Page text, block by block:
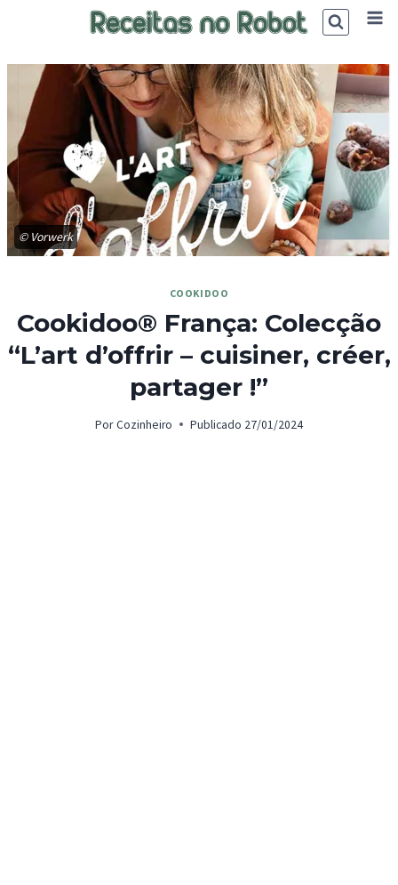
© Vorwerk
COOKIDOO
Cookidoo® França: Colecção
“L’art d’offrir – cuisiner, créer,
partager !”
Por Cozinheiro Publicado 27/01/2024